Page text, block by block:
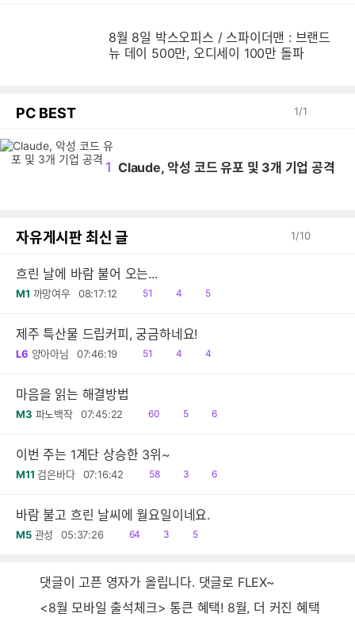
8월 8일 박스오피스 / 스파이더맨 : 브랜드
뉴 데이 500만, 오디세이 100만 돌파
PC BEST 1/1
1 Claude, 악성 코드 유포 및 3개 기업 공격
자유게시판 최신 글 1/10
흐린 날에 바람 불어 오는...
M1 까망여우 08:17:12
읽
51
공
4
댓
5
제주 특산물 드립커피, 궁금하네요!
L6 양아아님 07:46:19
읽
51
공
4
댓
4
마음을 읽는 해결방법
M3 파노백작 07:45:22
읽
60
공
5
댓
6
이번 주는 1계단 상승한 3위~
M11 검은바다 07:16:42
읽
58
공
3
댓
6
바람 불고 흐린 날씨에 월요일이네요.
M5 관성 05:37:26
읽
64
공
3
댓
5
댓글이 고픈 영자가 올립니다. 댓글로 FLEX~
<8월 모바일 출석체크> 통큰 혜택! 8월, 더 커진 혜택